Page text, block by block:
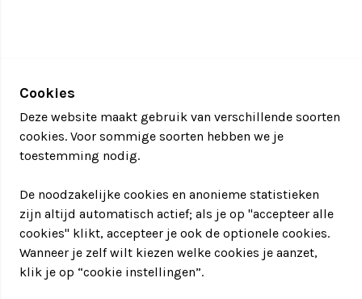
Cookies
Deze website maakt gebruik van verschillende soorten
cookies. Voor sommige soorten hebben we je
toestemming nodig.
De noodzakelijke cookies en anonieme statistieken
zijn altijd automatisch actief; als je op "accepteer alle
cookies" klikt, accepteer je ook de optionele cookies.
Wanneer je zelf wilt kiezen welke cookies je aanzet,
klik je op “cookie instellingen”.